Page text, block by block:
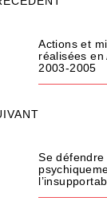
Actions et
réalisées en
2003-2005
Se défendre